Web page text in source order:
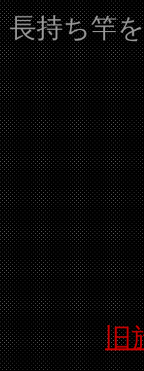
長持ち竿
旧